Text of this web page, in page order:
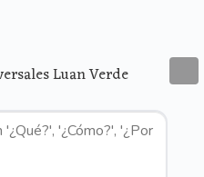
Luan Verde